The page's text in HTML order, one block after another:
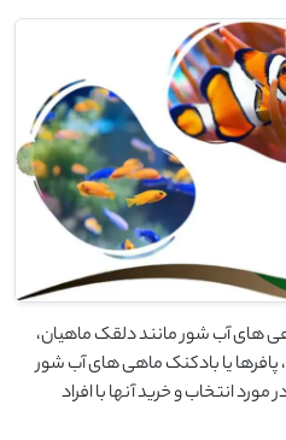
های آب شور مانند دلقک ماهیان،
پافرها یا بادکنک ماهی های آب شور
انتخاب و خرید آنها با افراد